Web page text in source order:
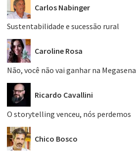
Carlos Nabinger
Sustentabilidade e sucessão rural
Caroline Rosa
Não, você não vai ganhar na Megasena
Ricardo Cavallini
O storytelling venceu, nós perdemos
Chico Bosco